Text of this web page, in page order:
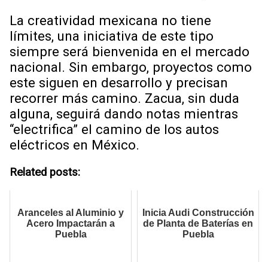
La creatividad mexicana no tiene
límites, una iniciativa de este tipo
siempre será bienvenida en el mercado
nacional. Sin embargo, proyectos como
este siguen en desarrollo y precisan
recorrer más camino. Zacua, sin duda
alguna, seguirá dando notas mientras
“electrifica” el camino de los autos
eléctricos en México.
Related posts:
Aranceles al Aluminio y
Acero Impactarán a
Puebla
Inicia Audi Construcción
de Planta de Baterías en
Puebla